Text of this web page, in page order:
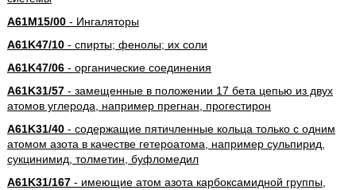
A61M15/00- Ингаляторы
A61K47/10- спирты; фенолы; их соли
A61K47/06- органические соединения
A61K31/57- замещенные в положении 17 бета цепью из двух
атомов углерода, например прегнан, прогестирон
A61K31/40- содержащие пятичленные кольца только с одним
атомом азота в качестве гетероатома, например сульпирид,
сукцинимид, толметин, буфломедил
A61K31/167- имеющие атом азота карбоксамидной группы,